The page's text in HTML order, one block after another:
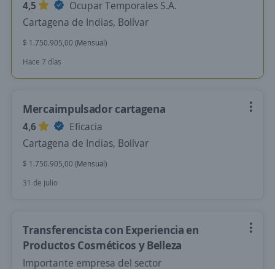
4,5
Ocupar Temporales S.A.
Cartagena de Indias, Bolívar
$ 1.750.905,00 (Mensual)
Hace 7 días
Mercaimpulsador cartagena
4,6
Eficacia
Cartagena de Indias, Bolívar
$ 1.750.905,00 (Mensual)
31 de julio
Transferencista con Experiencia en
Productos Cosméticos y Belleza
Importante empresa del sector